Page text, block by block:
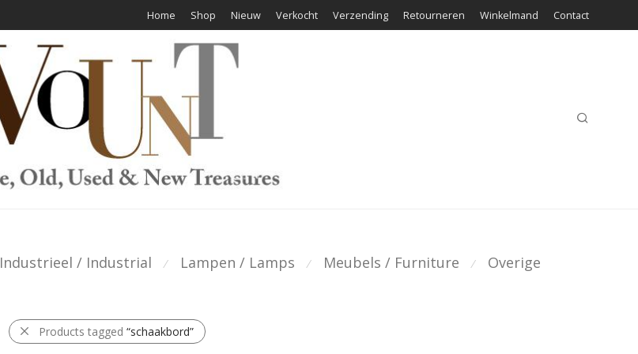
Home Shop Nieuw Verkocht Verzending Retourneren Winkelmand Contact
Industrieel / Industrial ⁄ Lampen / Lamps ⁄ Meubels / Furniture ⁄ Overige
Products tagged “schaakbord”